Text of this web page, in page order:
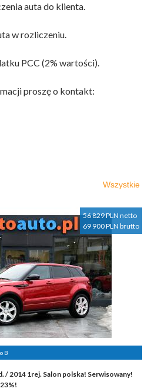
auta do klienta.
w rozliczeniu.
PCC (2% wartości).
proszę o kontakt:
Wszystkie
56 829 PLN netto
69 900 PLN brutto
B
/ 2014 1rej. Salon polska! Serwisowany!